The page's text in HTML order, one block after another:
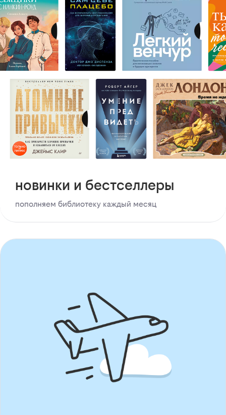
новинки и бестселлеры
пополняем библиотеку каждый месяц